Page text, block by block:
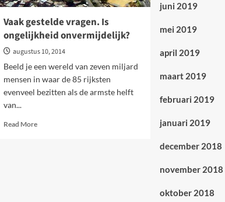
Vaak gestelde vragen. Is
ongelijkheid onvermijdelijk?
augustus 10, 2014
Beeld je een wereld van zeven miljard
mensen in waar de 85 rijksten
evenveel bezitten als de armste helft
van...
Read MoreRead
juni 2019
mei 2019
april 2019
maart 2019
februari 2019
januari 2019
december 2018
november 2018
oktober 2018